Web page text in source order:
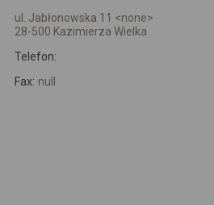
ul. Jabłonowska 11 <none>
28-500 Kazimierza Wielka
Telefon:
Fax: null